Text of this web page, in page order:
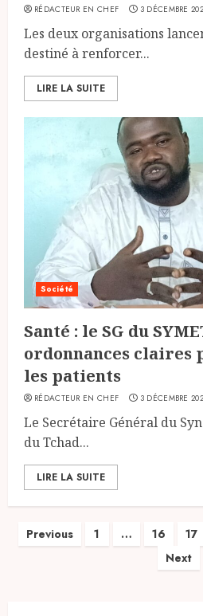
RÉDACTEUR EN CHEF 3 DÉCEMBRE
Les deux organisations
destiné à renforcer...
LIRE LA SUITE
Société
Santé : le SG du
ordonnances claires
les patients
RÉDACTEUR EN CHEF 3 DÉCEMBRE
Le Secrétaire Général du
du Tchad...
LIRE LA SUITE
Pagination
Previous 1 … 16 17
Next